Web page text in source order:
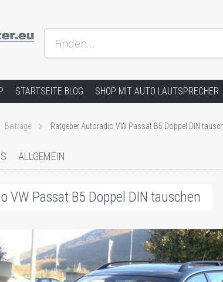
der Installation und andere Hifi Probleme, Radio
Finden…
STARTSEITE BLOG SHOP MIT AUTO LAUTSPRECHER
Beiträge Ratgeber Autoradio VW Passat B5 Doppel DIN
ALLGEMEIN
VW Passat B5 Doppel DIN tauschen